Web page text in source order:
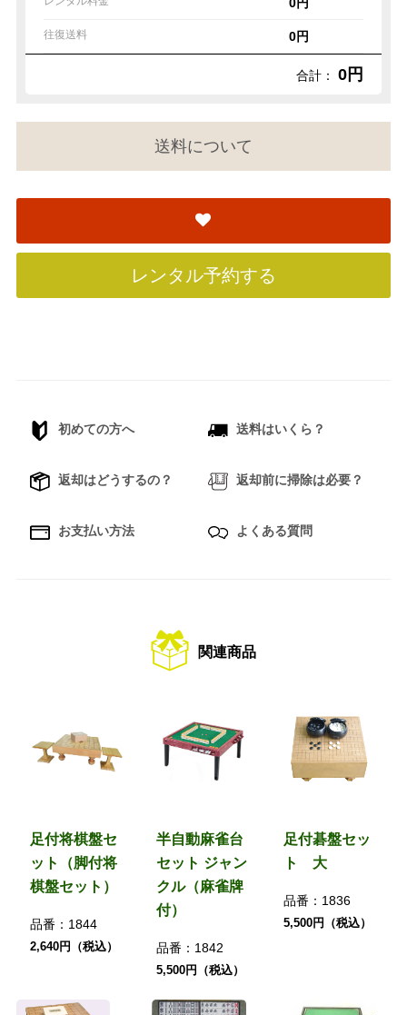
0円
往復送料 0円
合計： 0円
送料について
レンタル予約する
初めての方へ 送料はいくら？
返却はどうするの？ 返却前に掃除は必要？
お支払い方法 よくある質問
関連商品
足付将棋盤セ
ット（脚付将
棋盤セット）
品番： 1844
2,640円（税込）
半自動麻雀台
セット ジャン
クル（麻雀牌
付）
品番： 1842
5,500円（税込）
足付碁盤セッ
ト 大
品番： 1836
5,500円（税込）